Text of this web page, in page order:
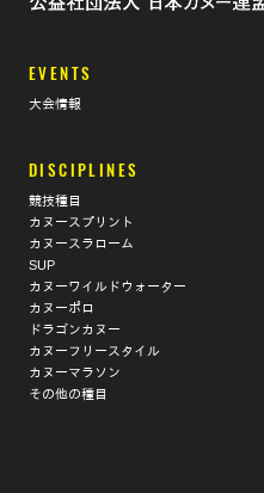
EVENTS
大会情報
DISCIPLINES
競技種目
カヌースプリント
カヌースラローム
SUP
カヌーワイルドウォーター
カヌーポロ
ドラゴンカヌー
カヌーフリースタイル
カヌーマラソン
その他の種目